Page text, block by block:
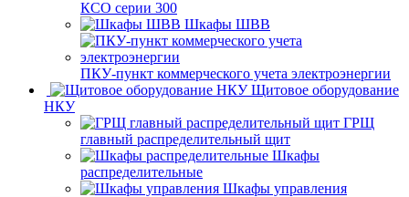
КСО серии 300
Шкафы ШВВ
ПКУ-пункт коммерческого учета электроэнергии
Щитовое оборудование
НКУ
ГРЩ
главный распределительный щит
Шкафы
распределительные
Шкафы управления